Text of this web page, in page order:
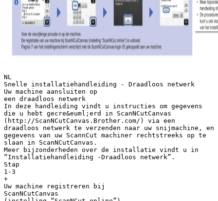
NL
Snelle installatiehandleiding - Draadloos netwerk
Uw machine aansluiten op
een draadloos netwerk
In deze handleiding vindt u instructies om gegevens
die u hebt gecre&euml;erd in ScanNCutCanvas
(http://ScanNCutCanvas.Brother.com/) via een
draadloos netwerk te verzenden naar uw snijmachine, en
gegevens van uw ScannCut machiner rechtstreeks op te
slaan in ScanNCutCanvas.
Meer bijzonderheden over de installatie vindt u in
“Installatiehandleiding -Draadloos netwerk”.
Stap
1-3
+
Uw machine registreren bij
ScanNCutCanvas